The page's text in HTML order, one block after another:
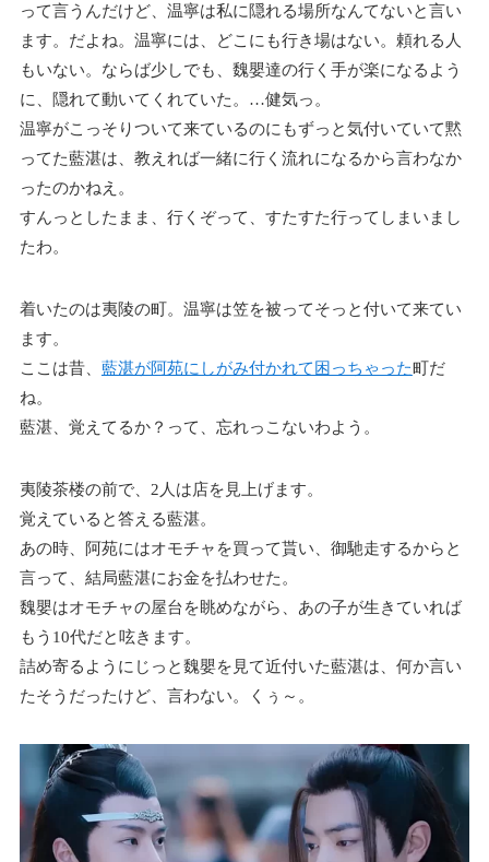
って言うんだけど、温寧は私に隠れる場所なんてないと言い
ます。だよね。温寧には、どこにも行き場はない。頼れる人
もいない。ならば少しでも、魏嬰達の行く手が楽になるよう
に、隠れて動いてくれていた。…健気っ。
温寧がこっそりついて来ているのにもずっと気付いていて黙
ってた藍湛は、教えれば一緒に行く流れになるから言わなか
ったのかねえ。
すんっとしたまま、行くぞって、すたすた行ってしまいまし
たわ。
着いたのは夷陵の町。温寧は笠を被ってそっと付いて来てい
ます。
ここは昔、 藍湛が阿苑にしがみ付かれて困っちゃった町だ
ね。
藍湛、覚えてるか？って、忘れっこないわよう。
夷陵茶楼の前で、2人は店を見上げます。
覚えていると答える藍湛。
あの時、阿苑にはオモチャを買って貰い、御馳走するからと
言って、結局藍湛にお金を払わせた。
魏嬰はオモチャの屋台を眺めながら、あの子が生きていれば
もう10代だと呟きます。
詰め寄るようにじっと魏嬰を見て近付いた藍湛は、何か言い
たそうだったけど、言わない。くぅ～。